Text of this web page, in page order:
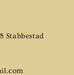
Stabbestad